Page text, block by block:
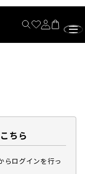
ちら
らログインを行っ